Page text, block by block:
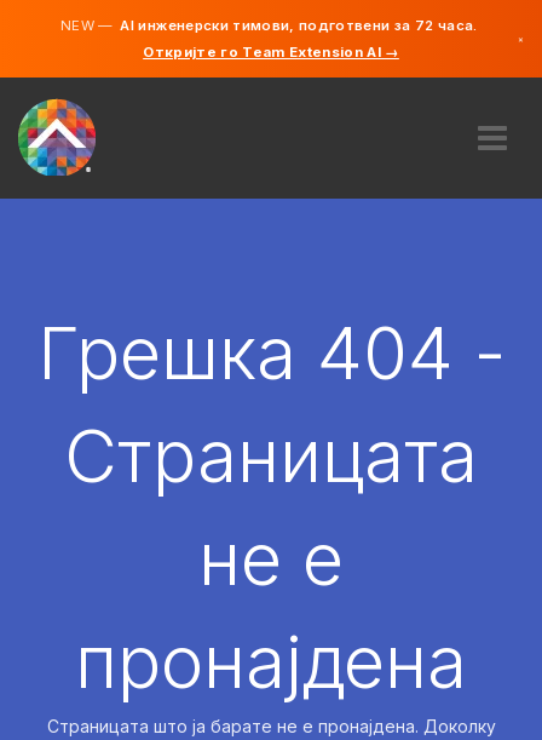
NEW —AI инженерски тимови, подготвени за 72 часа.
Откријте го Team Extension AI →
×
АНГАЖИРАЈ
Грешка 404 -
Страницата
не е
пронајдена
Страницата што ја барате не е пронајдена. Доколку